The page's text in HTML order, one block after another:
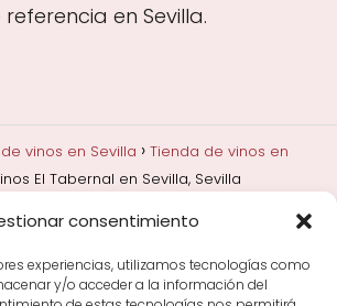
consentimiento
experiencias, utilizamos tecnologías como
y/o acceder a la información del
en Sevilla.
vinos en Sevilla
Tienda de vinos en
El Tabernal en Sevilla, Sevilla
guarda
Bodegas y marcas de
Comprar vino
Cultura del vino y
en Rioja